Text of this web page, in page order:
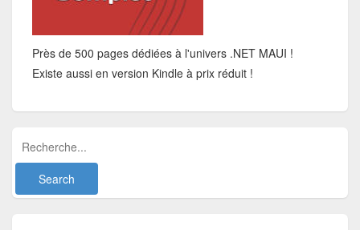
Près de 500 pages dédiées à l'univers .NET MAUI !
Existe aussi en version Kindle à prix réduit !